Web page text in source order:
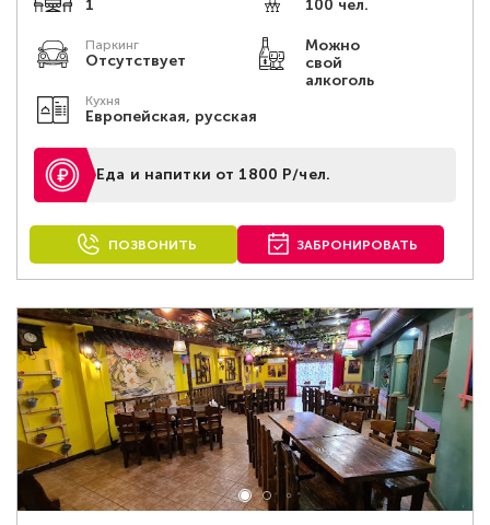
1 100 чел.
Паркинг
Отсутствует
Можно
свой
алкоголь
Кухня
Европейская, русская
Еда и напитки от 1800 Р/чел.
ПОЗВОНИТЬ ЗАБРОНИРОВАТЬ